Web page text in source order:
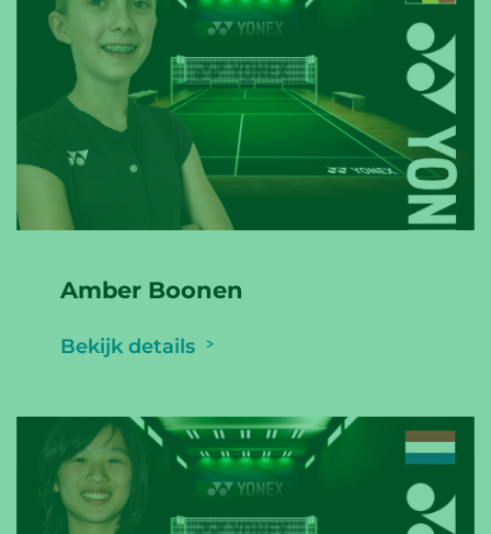
Amber Boonen
Bekijk details